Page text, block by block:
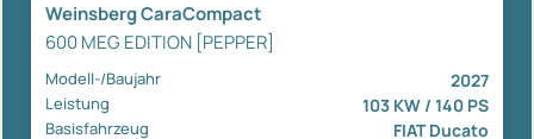
Weinsberg CaraCompact
600 MEG EDITION [PEPPER]
Modell-/Baujahr 2027
Leistung 103 KW / 140 PS
Basisfahrzeug FIAT Ducato